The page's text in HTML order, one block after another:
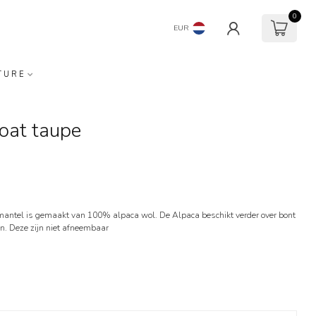
EUR
0
taupe
is gemaakt van 100% alpaca wol. De Alpaca beschikt verder over bont
Deze zijn niet afneembaar